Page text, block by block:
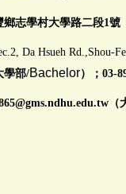
志學村大學路二段1號
Da Hsueh
學部/Bachelor）；03-